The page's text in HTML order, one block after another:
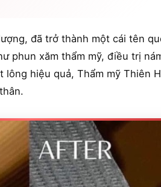
đã trở thành một cái tên
phun xăm thẩm mỹ, điều trị
lông hiệu quả, Thẩm mỹ Thiên